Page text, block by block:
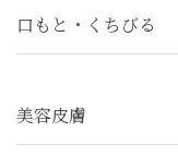
口もと・くちびる
美容皮膚